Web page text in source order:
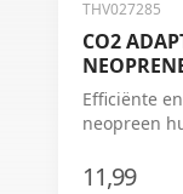
THV027285
CO2
Efficiënte
neopreen
11,99